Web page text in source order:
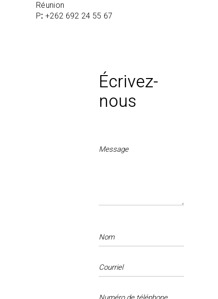
Réunion
P: +262 692 24 55 67
Écrivez-
nous